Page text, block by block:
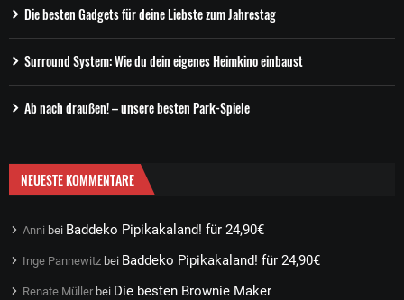
Die besten Gadgets für deine Liebste zum Jahrestag
Surround System: Wie du dein eigenes Heimkino einbaust
Ab nach draußen! – unsere besten Park-Spiele
NEUESTE KOMMENTARE
Anni bei Baddeko Pipikakaland! für 24,90€
Inge Pannewitz bei Baddeko Pipikakaland! für 24,90€
Renate Müller bei Die besten Brownie Maker